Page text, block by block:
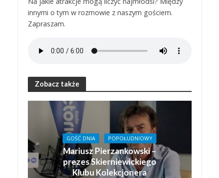
innymi o tym w rozmowie z naszym gościem.
Zapraszam.
Zobacz także
GOŚĆ DNIA POPOŁUDNIOWY
Mariusz Pierzankowski –
prezes Skierniewickiego
Klubu Kolekcjonera